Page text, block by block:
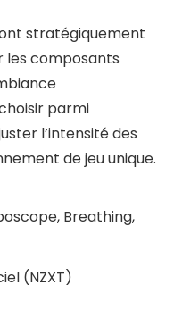
stratégiquement
les composants
parmi
l’intensité des
de jeu unique.
Breathing,
(NZXT)